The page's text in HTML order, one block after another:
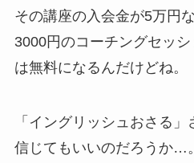
その講座の入会金が5万円
3000円のコーチングセッ
は無料になるんだけどね。
「イングリッシュおさる
信じてもいいのだろうか…。